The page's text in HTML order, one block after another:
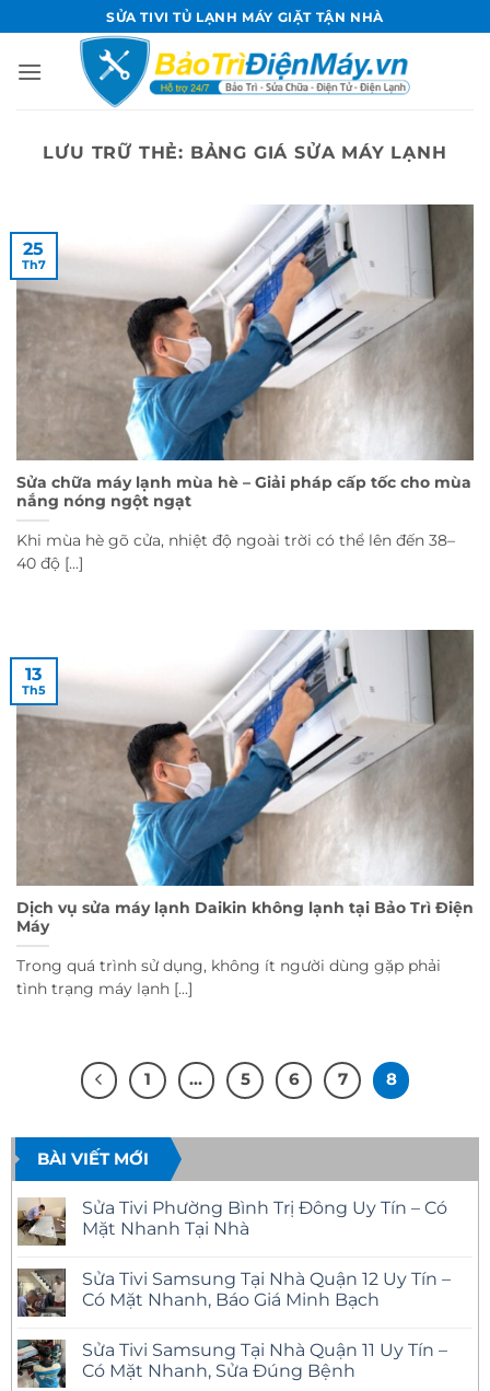
qua
nội
SỬA TIVI TỦ LẠNH MÁY GIẶT TẬN NHÀ
LƯU TRỮ THẺ: BẢNG GIÁ SỬA MÁY LẠNH
Sửa chữa máy lạnh mùa hè – Giải pháp cấp tốc cho mùa
nắng nóng ngột ngạt
Khi mùa hè gõ cửa, nhiệt độ ngoài trời có thể lên đến 38–
40 độ [...]
25
Th7
Dịch vụ sửa máy lạnh Daikin không lạnh tại Bảo Trì Điện
Máy
Trong quá trình sử dụng, không ít người dùng gặp phải
tình trạng máy lạnh [...]
13
Th5
1 … 5 6 7 8
BÀI VIẾT MỚI
Sửa Tivi Phường Bình Trị Đông Uy Tín – Có
Mặt Nhanh Tại Nhà
bình
luận
ở
Phường
Bình
Trị
Sửa Tivi Samsung Tại Nhà Quận 12 Uy Tín –
Có Mặt Nhanh, Báo Giá Minh Bạch
bình
luận
ở
Sửa Tivi Samsung Tại Nhà Quận 11 Uy Tín –
Có Mặt Nhanh, Sửa Đúng Bệnh